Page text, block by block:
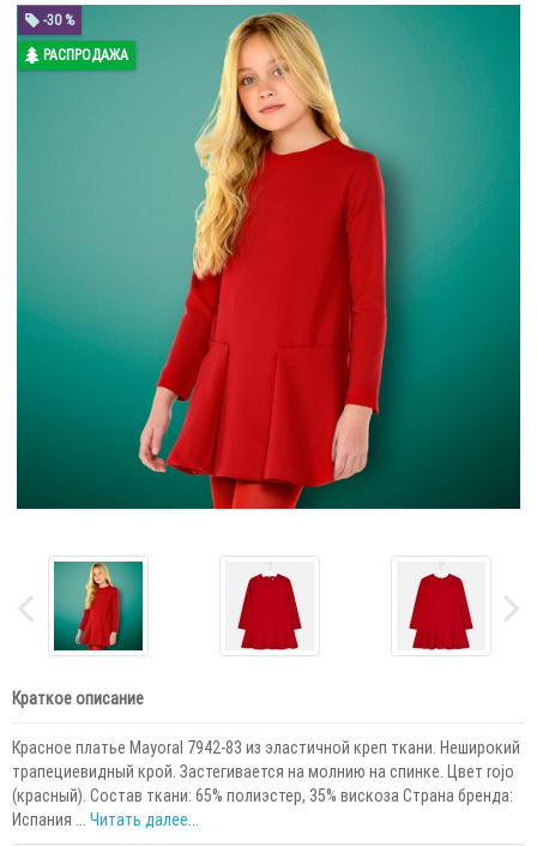
-30 %
РАСПРОДАЖА
Краткое описание
Красное платье Mayoral 7942-83 из эластичной креп ткани. Неширокий
трапециевидный крой. Застегивается на молнию на спинке. Цвет rojo
(красный). Состав ткани: 65% полиэстер, 35% вискоза Страна бренда:
Испания ... Читать далее...